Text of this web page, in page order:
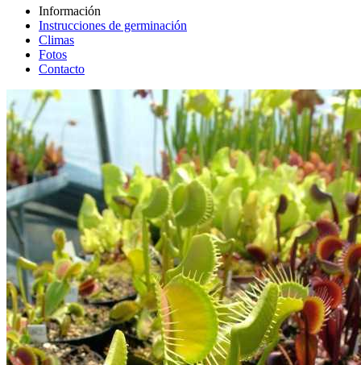
Información
Instrucciones de germinación
Climas
Fotos
Contacto